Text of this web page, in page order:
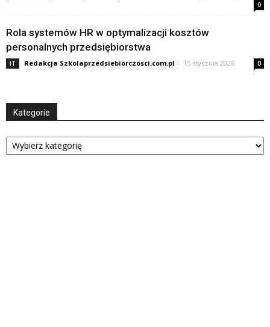
0
Rola systemów HR w optymalizacji kosztów
personalnych przedsiębiorstwa
IT Redakcja Szkolaprzedsiebiorczosci.com.pl - 15 stycznia 2026 0
Kategorie
Kategorie